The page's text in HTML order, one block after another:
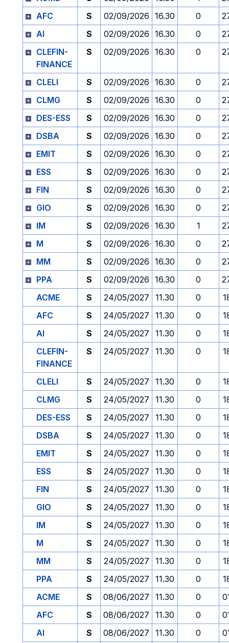
AFC
S 02/09/2026 16.30 0
AI
S 02/09/2026 16.30 0
CLEFIN-
FINANCE
S 02/09/2026 16.30 0
CLELI S 02/09/2026 16.30 0
CLMG
S 02/09/2026 16.30 0
DES-ESS
S 02/09/2026 16.30 0
DSBA
S 02/09/2026 16.30 0
EMIT
S 02/09/2026 16.30 0
ESS
S 02/09/2026 16.30 0
FIN
S 02/09/2026 16.30 0
GIO
S 02/09/2026 16.30 0
IM
S 02/09/2026 16.30 1
M
S 02/09/2026 16.30 0
MM
S 02/09/2026 16.30 0
PPA
S 02/09/2026 16.30 0
ACME
S 24/05/2027 11.30 0
AFC
S 24/05/2027 11.30 0
AI
S 24/05/2027 11.30 0
CLEFIN-
FINANCE
S 24/05/2027 11.30 0
CLELI S 24/05/2027 11.30 0
CLMG
S 24/05/2027 11.30 0
DES-ESS
S 24/05/2027 11.30 0
DSBA
S 24/05/2027 11.30 0
EMIT
S 24/05/2027 11.30 0
ESS
S 24/05/2027 11.30 0
FIN
S 24/05/2027 11.30 0
GIO
S 24/05/2027 11.30 0
IM
S 24/05/2027 11.30 0
M
S 24/05/2027 11.30 0
MM
S 24/05/2027 11.30 0
PPA
S 24/05/2027 11.30 0
ACME
S 08/06/2027 11.30 0
AFC
S 08/06/2027 11.30 0
AI
S 08/06/2027 11.30 0